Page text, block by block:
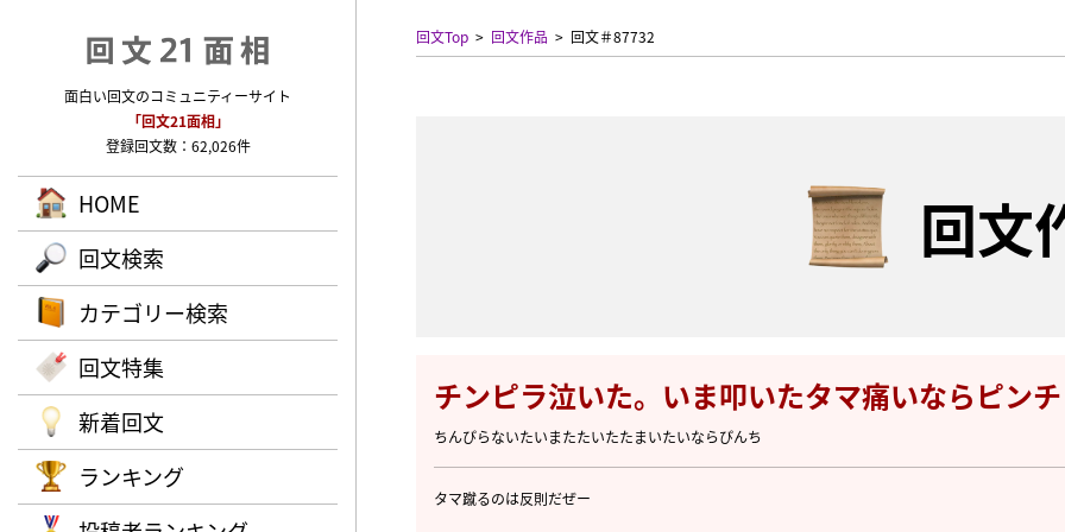
面白い回文のコミュニティーサイト
「回文21面相」
登録回文数：62,026件
HOME
回文検索
カテゴリー検索
回文特集
新着回文
ランキング
回文Top 回文作品 回文＃87732
回文
チンピラ泣いた。いま叩いたタマ痛いならピン
ちんぴらないたいまたたいたたまいたいならぴんち
タマ蹴るのは反則だぜー